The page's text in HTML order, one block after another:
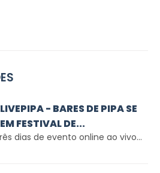
- BARES DE PIPA SE
FESTIVAL DE...
dias de evento online ao vivo...